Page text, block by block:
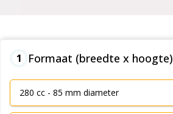
1 Formaat (breedte x hoogte)
280 cc - 85 mm diameter